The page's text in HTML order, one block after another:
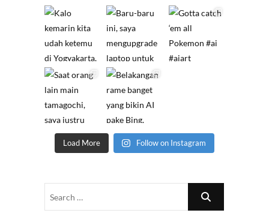
Load More Follow on Instagram